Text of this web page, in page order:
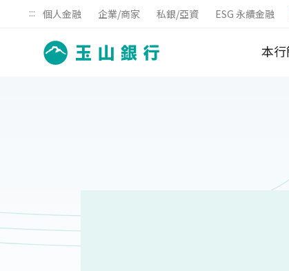
::: 個人金融 企業/商家 私銀/亞資 ESG 永續金融
本